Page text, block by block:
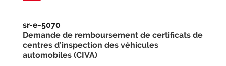
sr-e-5070
Demande de remboursement de certificats de
centres d’inspection des véhicules
automobiles (CIVA)